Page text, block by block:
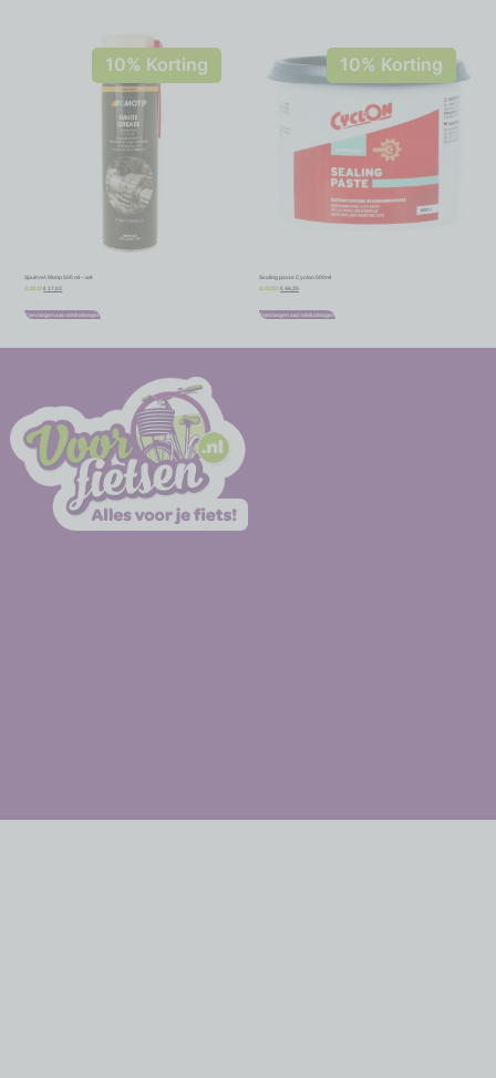
10% Korting
Spuitvet Motip 500 ml – wit
€ 18,91 € 17,02
Toevoegen aan winkelwagen
10% Korting
Sealing paste Cyclon 500ml
€ 51,50 € 46,35
Toevoegen aan winkelwagen